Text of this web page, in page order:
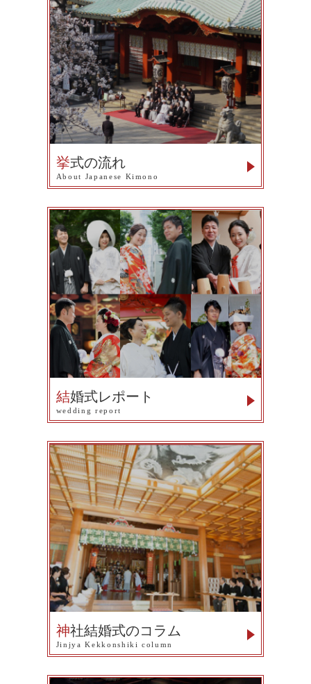
挙式の流れ
About Japanese Kimono
結婚式レポート
wedding report
神社結婚式のコラム
Jinjya Kekkonshiki column